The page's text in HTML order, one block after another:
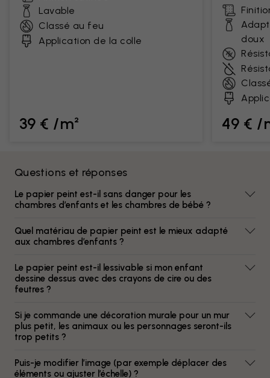
Lavable
Classé au feu
Application de la colle
39 € /m²
doux
49 € /
Questions et réponses
Le papier peint est-il sans danger pour les
chambres d’enfants et les chambres de bébé ?
Quel matériau de papier peint est le mieux adapté
aux chambres d’enfants ?
Le papier peint est-il lessivable si mon enfant
dessine dessus avec des crayons de cire ou des
feutres ?
Si je commande une décoration murale pour un mur
plus petit, les animaux ou les personnages seront-ils
trop petits ?
Puis-je modifier l’image (par exemple déplacer des
éléments ou ajuster l’échelle) ?